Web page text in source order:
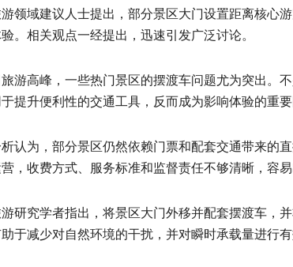
领域建议人士提出，部分景区大门设置距离核心
。相关观点一经提出，迅速引发广泛讨论。
游高峰，一些热门景区的摆渡车问题尤为突出。
提升便利性的交通工具，反而成为影响体验的重要
认为，部分景区仍然依赖门票和配套交通带来的
，收费方式、服务标准和监督责任不够清晰，容
研究学者指出，将景区大门外移并配套摆渡车，
于减少对自然环境的干扰，并对瞬时承载量进行